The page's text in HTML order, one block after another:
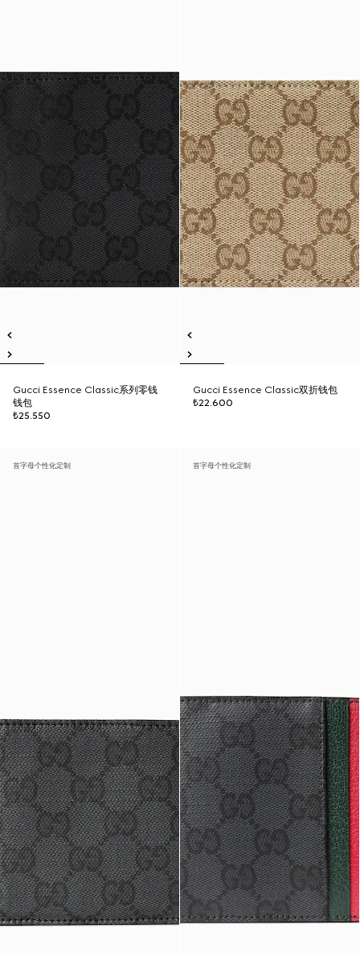
Gucci Essence Classic系列零钱
钱包
₺25.550
Gucci Essence Classic双折钱包
₺22.600
首字母个性化定制 首字母个性化定制